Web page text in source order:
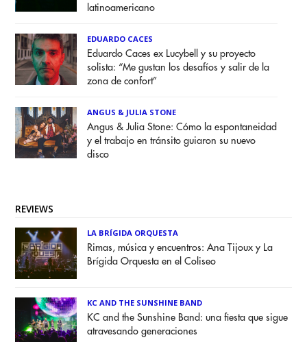
latinoamericano
EDUARDO CACES
Eduardo Caces ex Lucybell y su proyecto
solista: “Me gustan los desafíos y salir de la
zona de confort”
ANGUS & JULIA STONE
Angus & Julia Stone: Cómo la espontaneidad
y el trabajo en tránsito guiaron su nuevo
disco
REVIEWS
LA BRÍGIDA ORQUESTA
Rimas, música y encuentros: Ana Tijoux y La
Brígida Orquesta en el Coliseo
KC AND THE SUNSHINE BAND
KC and the Sunshine Band: una fiesta que sigue
atravesando generaciones